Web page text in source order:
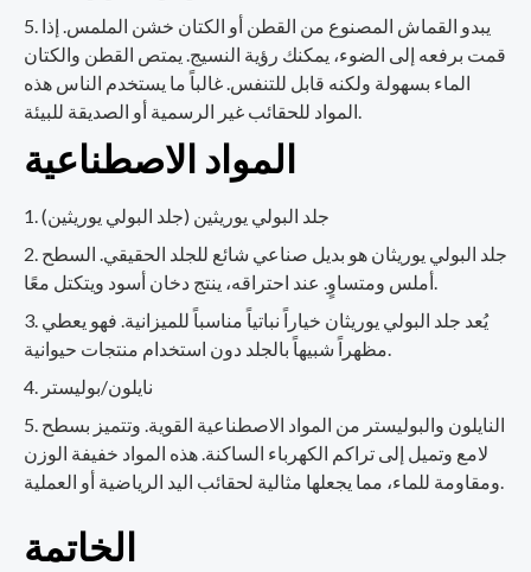
يبدو القماش المصنوع من القطن أو الكتان خشن الملمس. إذا
قمت برفعه إلى الضوء، يمكنك رؤية النسيج. يمتص القطن والكتان
الماء بسهولة ولكنه قابل للتنفس. غالباً ما يستخدم الناس هذه
المواد الاصطناعية
جلد البولي يوريثين (جلد البولي يوريثين)
جلد البولي يوريثان هو بديل صناعي شائع للجلد الحقيقي. السطح
يُعد جلد البولي يوريثان خياراً نباتياً مناسباً للميزانية. فهو يعطي
نايلون/بوليستر
النايلون والبوليستر من المواد الاصطناعية القوية. وتتميز بسطح
لامع وتميل إلى تراكم الكهرباء الساكنة. هذه المواد خفيفة الوزن
الخاتمة